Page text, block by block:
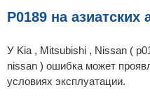
P0189 на азиатских
У Kia , Mitsubishi , Nissan (
nissan ) ошибка может
условиях эксплуатации.